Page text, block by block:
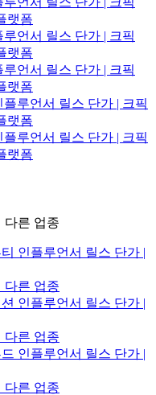
랫폼
언서 릴스 단가 | 크픽
랫폼
언서 릴스 단가 | 크픽
랫폼
루언서 릴스 단가 | 크픽
랫폼
루언서 릴스 단가 | 크픽
랫폼
른 업종
인플루언서 릴스 단가 |
른 업종
인플루언서 릴스 단가 |
른 업종
인플루언서 릴스 단가 |
른 업종